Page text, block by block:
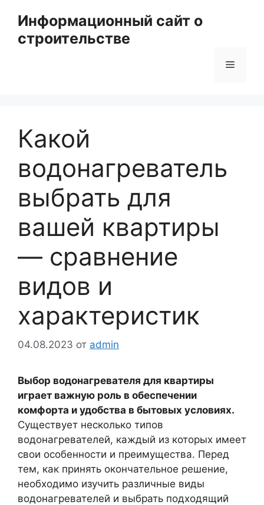
содержимому
Информационный сайт о
строительстве
Меню
Какой
водонагреватель
выбрать для
вашей квартиры
— сравнение
видов и
характеристик
04.08.2023 от admin
Выбор водонагревателя для квартиры
играет важную роль в обеспечении
комфорта и удобства в бытовых условиях.
Существует несколько типов
водонагревателей, каждый из которых имеет
свои особенности и преимущества. Перед
тем, как принять окончательное решение,
необходимо изучить различные виды
водонагревателей и выбрать подходящий